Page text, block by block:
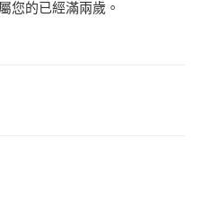
您的已經滿兩歲。